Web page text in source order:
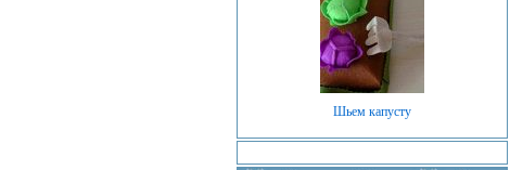
Шьем капусту